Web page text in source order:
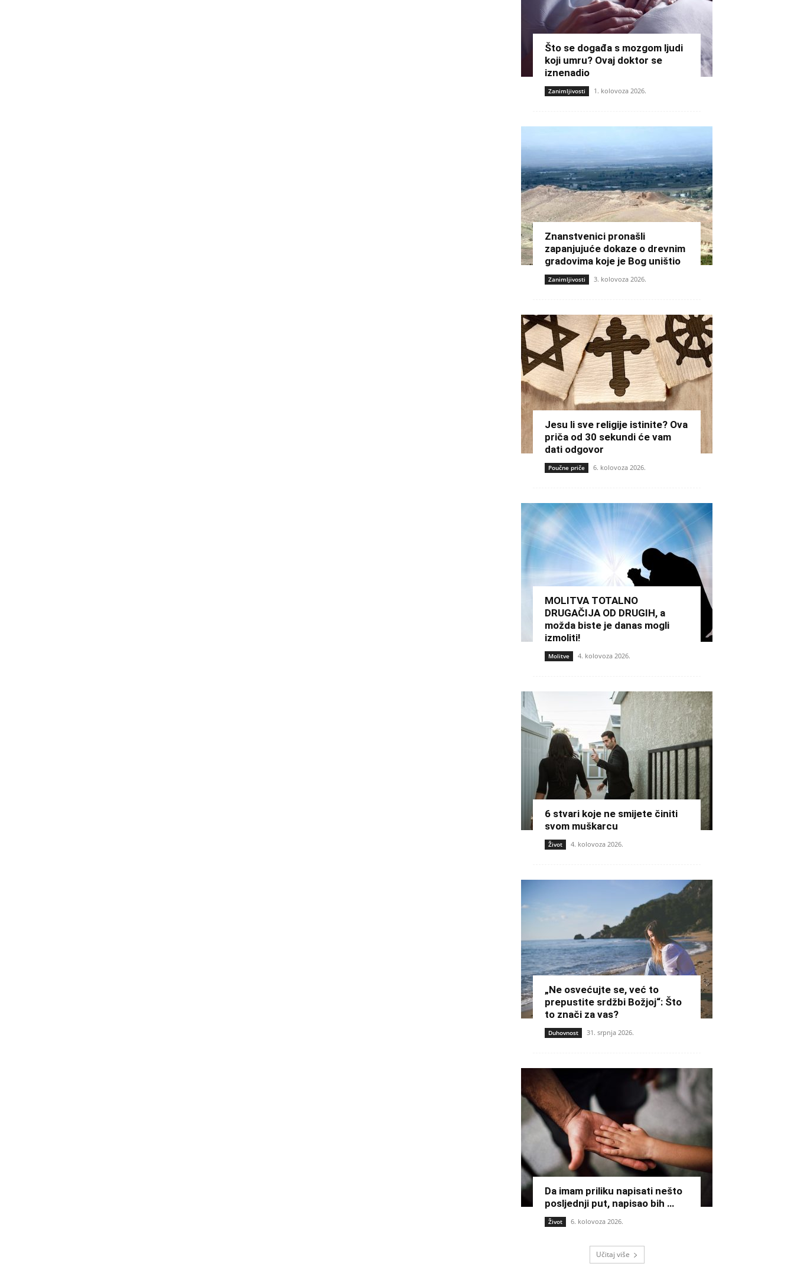
Što se događa s mozgom ljudi
koji umru? Ovaj doktor se
iznenadio
Zanimljivosti 1. kolovoza 2026.
Znanstvenici pronašli
zapanjujuće dokaze o drevnim
gradovima koje je Bog uništio
Zanimljivosti 3. kolovoza 2026.
Jesu li sve religije istinite? Ova
priča od 30 sekundi će vam
dati odgovor
Poučne priče 6. kolovoza 2026.
MOLITVA TOTALNO
DRUGAČIJA OD DRUGIH, a
možda biste je danas mogli
izmoliti!
Molitve 4. kolovoza 2026.
6 stvari koje ne smijete činiti
svom muškarcu
Život 4. kolovoza 2026.
„Ne osvećujte se, već to
prepustite srdžbi Božjoj“: Što
to znači za vas?
Duhovnost 31. srpnja 2026.
Da imam priliku napisati nešto
posljednji put, napisao bih …
Život 6. kolovoza 2026.
Učitaj više